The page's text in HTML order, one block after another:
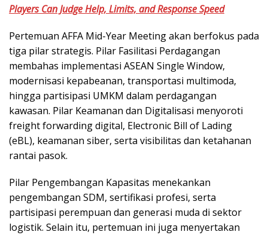
Players Can Judge Help, Limits, and Response Speed
Pertemuan AFFA Mid-Year Meeting akan berfokus pada
tiga pilar strategis. Pilar Fasilitasi Perdagangan
membahas implementasi ASEAN Single Window,
modernisasi kepabeanan, transportasi multimoda,
hingga partisipasi UMKM dalam perdagangan
kawasan. Pilar Keamanan dan Digitalisasi menyoroti
freight forwarding digital, Electronic Bill of Lading
(eBL), keamanan siber, serta visibilitas dan ketahanan
rantai pasok.
Pilar Pengembangan Kapasitas menekankan
pengembangan SDM, sertifikasi profesi, serta
partisipasi perempuan dan generasi muda di sektor
logistik. Selain itu, pertemuan ini juga menyertakan